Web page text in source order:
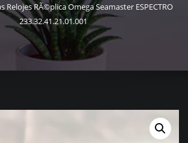
Relojes RÃ©plica Omega Seamaster ESPECTRO
233.32.41.21.01.001